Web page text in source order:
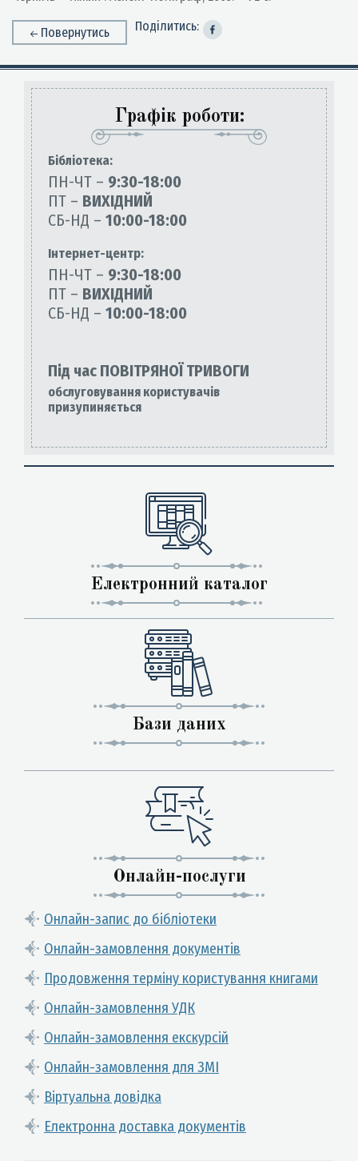
Повернутись Поділитись:
Графік роботи:
Бiблiотека:
ПН-ЧТ – 9:30-18:00
ПТ – ВИХІДНИЙ
СБ-НД – 10:00-18:00
Інтернет-центр:
ПН-ЧТ – 9:30-18:00
ПТ – ВИХІДНИЙ
СБ-НД – 10:00-18:00
Під час ПОВІТРЯНОЇ ТРИВОГИ
обслуговування користувачів
призупиняється
Електронний каталог
Бази даних
Онлайн-послуги
Онлайн-запис до бібліотеки
Онлайн-замовлення документів
Продовження терміну користування книгами
Онлайн-замовлення УДК
Онлайн-замовлення екскурсій
Онлайн-замовлення для ЗМІ
Віртуальна довідка
Електронна доставка документів